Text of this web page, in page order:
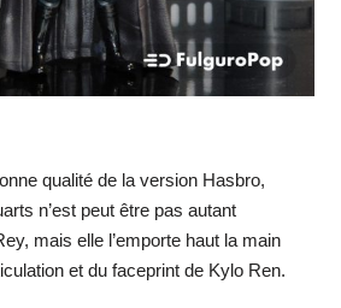
qualité de la version Hasbro,
n’est peut être pas autant
mais elle l’emporte haut la main
et du faceprint de Kylo Ren.